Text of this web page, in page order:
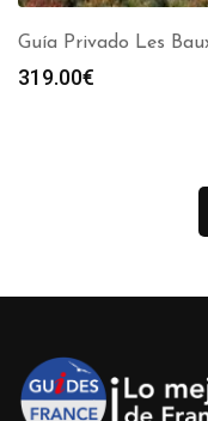
Guía Privado Les
319.00€